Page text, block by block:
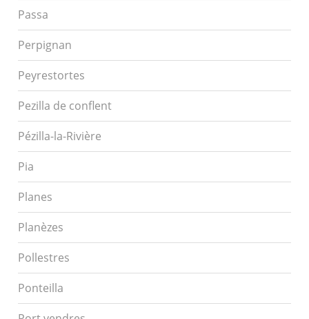
Passa
Perpignan
Peyrestortes
Pezilla de conflent
Pézilla-la-Rivière
Pia
Planes
Planèzes
Pollestres
Ponteilla